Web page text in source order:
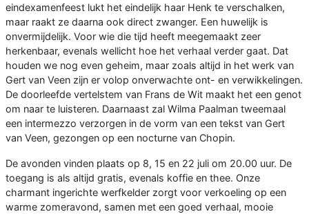
eindexamenfeest lukt het eindelijk haar Henk te verschalken,
maar raakt ze daarna ook direct zwanger. Een huwelijk is
onvermijdelijk. Voor wie die tijd heeft meegemaakt zeer
herkenbaar, evenals wellicht hoe het verhaal verder gaat. Dat
houden we nog even geheim, maar zoals altijd in het werk van
Gert van Veen zijn er volop onverwachte ont- en verwikkelingen.
De doorleefde vertelstem van Frans de Wit maakt het een genot
om naar te luisteren. Daarnaast zal Wilma Paalman tweemaal
een intermezzo verzorgen in de vorm van een tekst van Gert
van Veen, gezongen op een nocturne van Chopin.
De avonden vinden plaats op 8, 15 en 22 juli om 20.00 uur. De
toegang is als altijd gratis, evenals koffie en thee. Onze
charmant ingerichte werfkelder zorgt voor verkoeling op een
warme zomeravond, samen met een goed verhaal, mooie